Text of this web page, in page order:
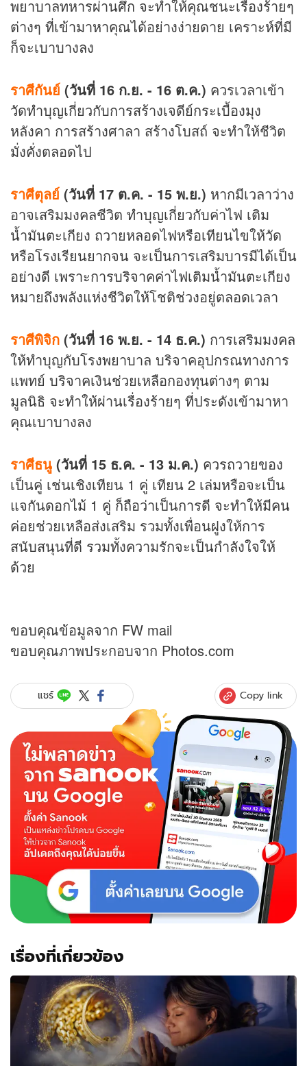
พยาบาลทหารผ่านศึก จะทำให้คุณชนะเรื่องร้ายๆ
ต่างๆ ที่เข้ามาหาคุณได้อย่างง่ายดาย เคราะห์ที่มี
ก็จะเบาบางลง
ราศีกันย์ (วันที่ 16 ก.ย. - 16 ต.ค.) ควรเวลาเข้า
วัดทำบุญเกี่ยวกับการสร้างเจดีย์กระเบื้องมุง
หลังคา การสร้างศาลา สร้างโบสถ์ จะทำให้ชีวิต
มั่งคั่งตลอดไป
ราศีตุลย์ (วันที่ 17 ต.ค. - 15 พ.ย.) หากมีเวลาว่าง
อาจเสริมมงคลชีวิต ทำบุญเกี่ยวกับค่าไฟ เติม
น้ำมันตะเกียง ถวายหลอดไฟหรือเทียนไขให้วัด
หรือโรงเรียนยากจน จะเป็นการเสริมบารมีได้เป็น
อย่างดี เพราะการบริจาคค่าไฟเติมน้ำมันตะเกียง
หมายถึงพลังแห่งชีวิตให้โชติช่วงอยู่ตลอดเวลา
ราศีพิจิก (วันที่ 16 พ.ย. - 14 ธ.ค.) การเสริมมงคล
ให้ทำบุญกับโรงพยาบาล บริจาคอุปกรณทางการ
แพทย์ บริจาคเงินช่วยเหลือกองทุนต่างๆ ตาม
มูลนิธิ จะทำให้ผ่านเรื่องร้ายๆ ที่ประดังเข้ามาหา
คุณเบาบางลง
ราศีธนู (วันที่ 15 ธ.ค. - 13 ม.ค.) ควรถวายของ
เป็นคู่ เช่นเชิงเทียน 1 คู่ เทียน 2 เล่มหรือจะเป็น
แจกันดอกไม้ 1 คู่ ก็ถือว่าเป็นการดี จะทำให้มีคน
ค่อยช่วยเหลือส่งเสริม รวมทั้งเพื่อนฝูงให้การ
สนับสนุนที่ดี รวมทั้งความรักจะเป็นกำลังใจให้
ด้วย
ขอบคุณข้อมูลจาก FW mail
ขอบคุณภาพประกอบจาก Photos.com
แชร์ Copy link
เรื่องที่เกี่ยวข้อง